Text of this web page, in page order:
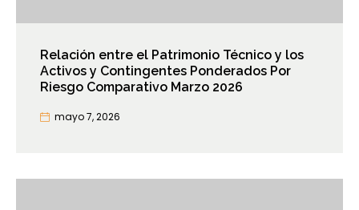
Relación entre el Patrimonio Técnico y los
Activos y Contingentes Ponderados Por
Riesgo Comparativo Marzo 2026
mayo 7, 2026